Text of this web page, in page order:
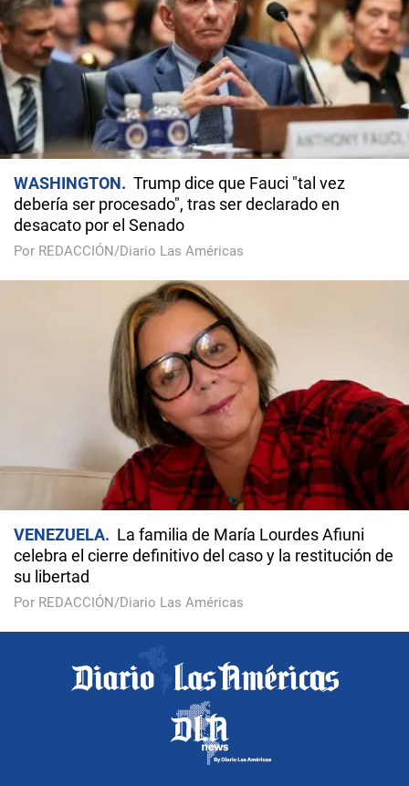
WASHINGTON
Trump dice que Fauci "tal vez
debería ser procesado", tras ser declarado en
desacato por el Senado
Por REDACCIÓN/Diario Las Américas
VENEZUELA
La familia de María Lourdes Afiuni
celebra el cierre definitivo del caso y la restitución de
su libertad
Por REDACCIÓN/Diario Las Américas